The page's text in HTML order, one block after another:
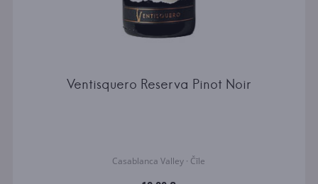
Ventisquero Reserva Pinot Noir
Casablanca Valley · Čīle